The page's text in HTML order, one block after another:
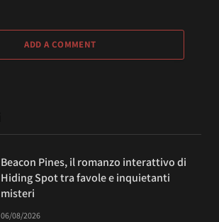
ADD A COMMENT
Beacon Pines, il romanzo interattivo di
Hiding Spot tra favole e inquietanti
misteri
06/08/2026